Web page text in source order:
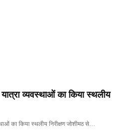
व्यवस्थाओं का किया स्थलीय
का किया स्थलीय निरीक्षण जोशीमठ से…